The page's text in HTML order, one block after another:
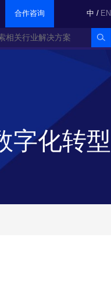
合作咨询 中 / EN
字化转型